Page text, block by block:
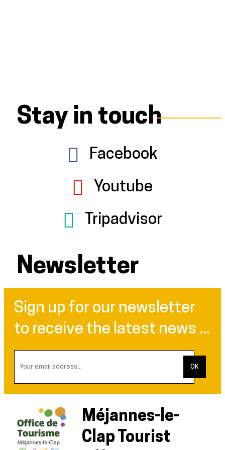
Stay in touch
Facebook
Youtube
Tripadvisor
Newsletter
Sign up for our newsletter
to receive the latest news ...
Méjannes-le-
Clap Tourist